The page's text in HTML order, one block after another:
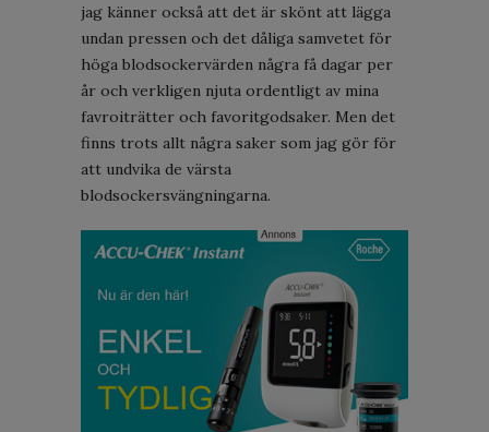
jag känner också att det är skönt att lägga
undan pressen och det dåliga samvetet för
höga blodsockervärden några få dagar per
år och verkligen njuta ordentligt av mina
favroiträtter och favoritgodsaker. Men det
finns trots allt några saker som jag gör för
att undvika de värsta
blodsockersvängningarna.